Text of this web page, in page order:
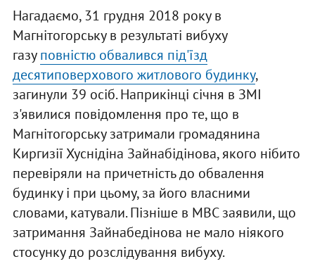
Нагадаємо, 31 грудня 2018 року в
Магнітогорську в результаті вибуху
газуповністю обвалився під'їзд
десятиповерхового житлового будинку,
загинули 39 осіб. Наприкінці січня в ЗМІ
з'явилися повідомлення про те, що в
Магнітогорську затримали громадянина
Киргизії Хуснідіна Зайнабідінова, якого нібито
перевіряли на причетність до обвалення
будинку і при цьому, за його власними
словами, катували. Пізніше в МВС заявили, що
затримання Зайнабедінова не мало ніякого
стосунку до розслідування вибуху.